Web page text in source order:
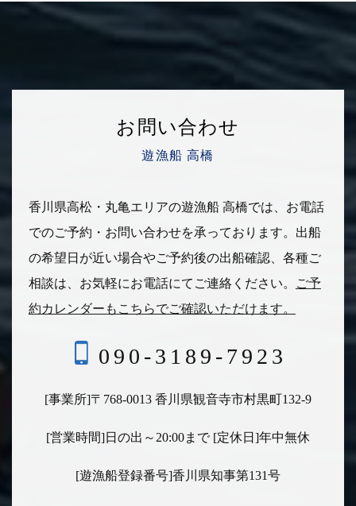
お問い合わせ
遊漁船 高橋
香川県高松・丸亀エリアの遊漁船 高橋では、お電話
でのご予約・お問い合わせを承っております。 出船
の希望日が近い場合やご予約後の出船確認、各種ご
相談は、 お気軽にお電話にてご連絡ください。
ご予
約カレンダーもこちらでご確認いただけます。
090-3189-7923
[事業所]〒768-0013 香川県観音寺市村黒町132-9
[営業時間]日の出～20:00まで [定休日]年中無休
[遊漁船登録番号]香川県知事第131号